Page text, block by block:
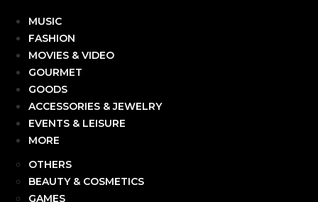
MUSIC
FASHION
MOVIES & VIDEO
GOURMET
GOODS
ACCESSORIES & JEWELRY
EVENTS & LEISURE
MORE
OTHERS
BEAUTY & COSMETICS
GAMES